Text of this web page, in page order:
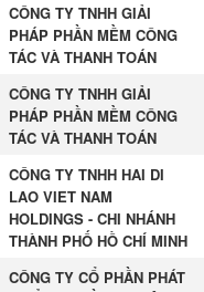
CÔNG TY TNHH GIẢI
PHÁP PHẦN MỀM CÔNG
TÁC VÀ THANH TOÁN
CÔNG TY TNHH GIẢI
PHÁP PHẦN MỀM CÔNG
TÁC VÀ THANH TOÁN
CÔNG TY TNHH HAI DI
LAO VIET NAM
HOLDINGS - CHI NHÁNH
THÀNH PHỐ HỒ CHÍ MINH
CÔNG TY CỔ PHẦN PHÁT